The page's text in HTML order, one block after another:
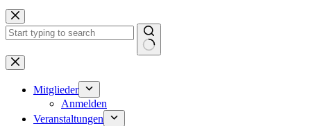
Zum
Inhalt
springen
Keine
Ergebnisse
Mitglieder
Anmelden
Veranstaltungen